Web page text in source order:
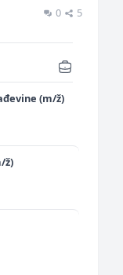
0 5
(m/ž)
ž)